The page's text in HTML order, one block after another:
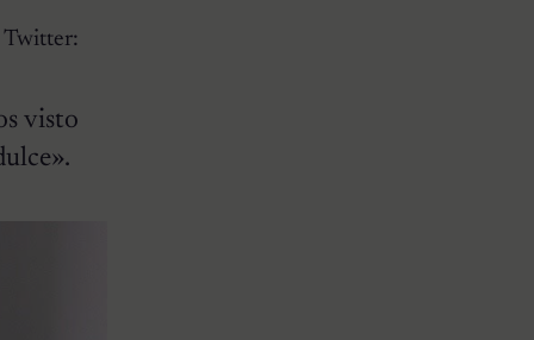
Twitter:
visto